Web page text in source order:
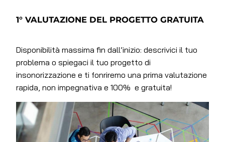
1° VALUTAZIONE DEL PROGETTO GRATUITA
Disponibilità massima fin dall’inizio: descrivici il tuo
problema o spiegaci il tuo progetto di
insonorizzazione e ti fonriremo una prima valutazione
rapida, non impegnativa e 100% e gratuita!